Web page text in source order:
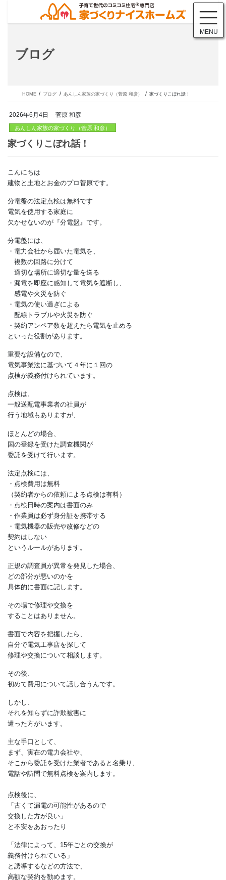
テ
ゲ
ブログ
2026年6月4日 菅原 和彦
あんしん家族の家づくり（菅原 和彦）
家づくりこぼれ話！
建物と土地とお金のプロ菅原です。
分電盤の法定点検は無料です
電気を使用する家庭に
欠かせないのが『分電盤』です。
分電盤には、
・電力会社から届いた電気を、
複数の回路に分けて
適切な場所に適切な量を送る
・漏電を即座に感知して電気を遮断し、
感電や火災を防ぐ
・電気の使い過ぎによる
配線トラブルや火災を防ぐ
・契約アンペア数を超えたら電気を止める
といった役割があります。
重要な設備なので、
電気事業法に基づいて４年に１回の
点検が義務付けられています。
点検は、
一般送配電事業者の社員が
ほとんどの場合、
国の登録を受けた調査機関が
委託を受けて行います。
法定点検には、
・点検費用は無料
（契約者からの依頼による点検は有料）
・点検日時の案内は書面のみ
・作業員は必ず身分証を携帯する
・電気機器の販売や改修などの
というルールがあります。
どの部分が悪いのかを
具体的に書面に記します。
その場で修理や交換を
することはありません。
書面で内容を把握したら、
自分で電気工事店を探して
修理や交換について相談します。
その後、
初めて費用について話し合うんです。
それを知らずに詐欺被害に
遭った方がいます。
主な手口として、
そこから委託を受けた業者であると名乗り、
電話や訪問で無料点検を案内します。
MENU